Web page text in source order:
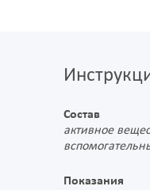
Состав
активное
Показания